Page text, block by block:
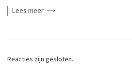
Leesmeer
Reacties zijn gesloten.